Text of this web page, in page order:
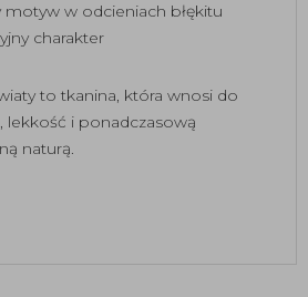
w odcieniach błękitu
charakter
to tkanina, która wnosi do
lekkość i ponadczasową
naturą.